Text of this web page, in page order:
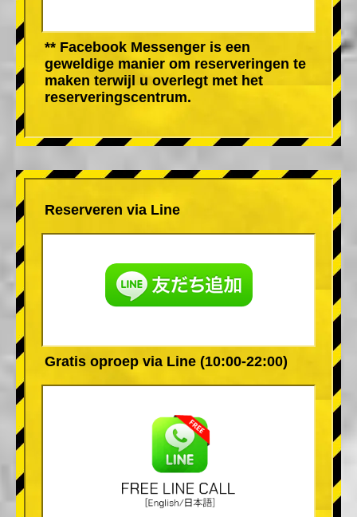
** Facebook Messenger is een
geweldige manier om reserveringen te
maken terwijl u overlegt met het
reserveringscentrum.
Reserveren via Line
Gratis oproep via Line (10:00-22:00)